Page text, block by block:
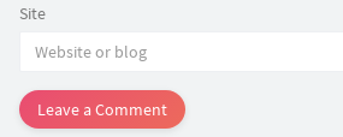
Site
Leave a Comment